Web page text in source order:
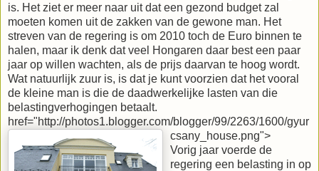
is. Het ziet er meer naar uit dat een gezond budget zal
moeten komen uit de zakken van de gewone man. Het
streven van de regering is om 2010 toch de Euro binnen te
halen, maar ik denk dat veel Hongaren daar best een paar
jaar op willen wachten, als de prijs daarvan te hoog wordt.
Wat natuurlijk zuur is, is dat je kunt voorzien dat het vooral
de kleine man is die de daadwerkelijke lasten van die
belastingverhogingen betaalt.
href="http://photos1.blogger.com/blogger/99/2263/1600/gyur
csany_house.png">
Vorig jaar voerde de
regering een belasting in op